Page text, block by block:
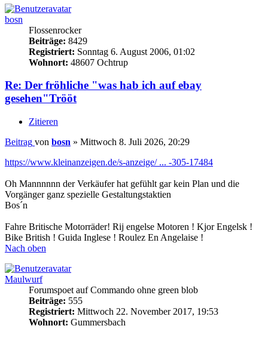
bosn
Flossenrocker
Beiträge: 8429
Registriert: Sonntag 6. August 2006, 01:02
Wohnort: 48607 Ochtrup
Re: Der fröhliche "was hab ich auf ebay
gesehen"Trööt
Zitieren
Beitrag von bosn » Mittwoch 8. Juli 2026, 20:29
https://www.kleinanzeigen.de/s-anzeige/ ... -305-17484
Oh Mannnnnn der Verkäufer hat gefühlt gar kein Plan und die
Vorgänger ganz spezielle Gestaltungstaktien
Bos´n
Fahre Britische Motorräder! Rij engelse Motoren ! Kjor Engelsk !
Bike British ! Guida Inglese ! Roulez En Angelaise !
Nach oben
Maulwurf
Forumspoet auf Commando ohne green blob
Beiträge: 555
Registriert: Mittwoch 22. November 2017, 19:53
Wohnort: Gummersbach